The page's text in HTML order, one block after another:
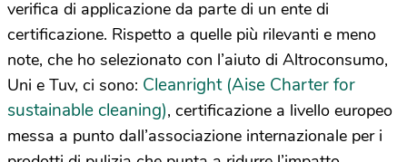
verifica di applicazione da parte di un ente di
certificazione. Rispetto a quelle più rilevanti e meno
note, che ho selezionato con l’aiuto di Altroconsumo,
Uni e Tuv, ci sono: Cleanright (Aise Charter for
sustainable cleaning), certificazione a livello europeo
messa a punto dall’associazione internazionale per i